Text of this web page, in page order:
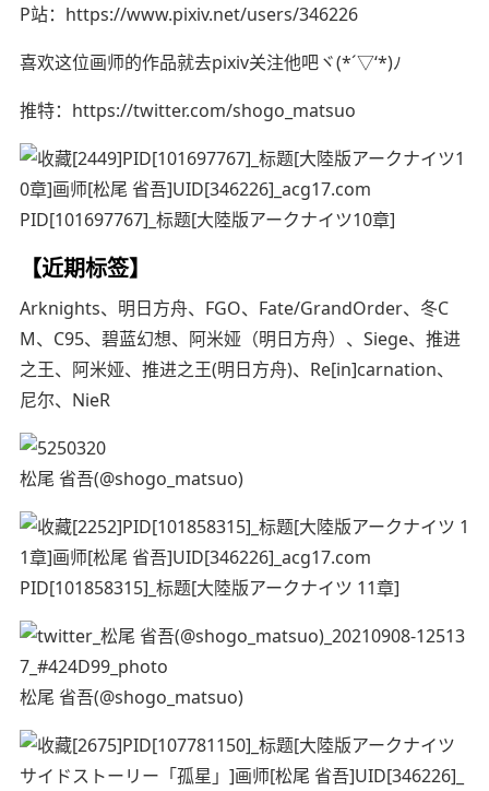
P站：https://www.pixiv.net/users/346226
喜欢这位画师的作品就去pixiv关注他吧ヾ(*´▽‘*)ﾉ
推特：https://twitter.com/shogo_matsuo
PID[101697767]_标题[大陸版アークナイツ10章]
【近期标签】
Arknights、明日方舟、FGO、Fate/GrandOrder、冬C
M、C95、碧蓝幻想、阿米娅（明日方舟）、Siege、推进
之王、阿米娅、推进之王(明日方舟)、Re[in]carnation、
尼尔、NieR
松尾 省吾(@shogo_matsuo)
PID[101858315]_标题[大陸版アークナイツ 11章]
松尾 省吾(@shogo_matsuo)